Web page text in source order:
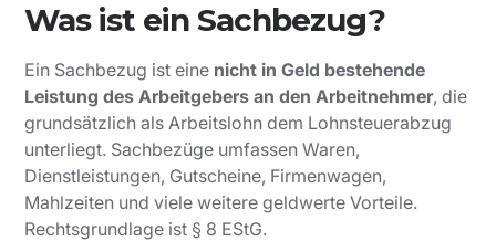
Was ist ein Sachbezug?
Ein Sachbezug ist eine nicht in Geld bestehende
Leistung des Arbeitgebers an den Arbeitnehmer, die
grundsätzlich als Arbeitslohn dem Lohnsteuerabzug
unterliegt. Sachbezüge umfassen Waren,
Dienstleistungen, Gutscheine, Firmenwagen,
Mahlzeiten und viele weitere geldwerte Vorteile.
Rechtsgrundlage ist § 8 EStG.